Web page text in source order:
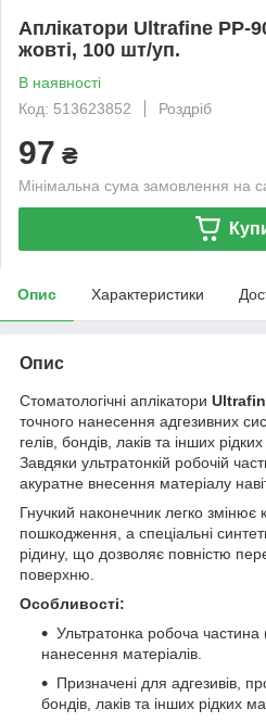
Аплікатори Ultrafine PP-
жовті, 100 шт/уп.
В наявності
Код: 513623852
Роздріб
97 ₴
Мінімальна сума замовлення на
Опис Характеристики
Опис
Стоматологічні аплікатори
точного нанесення адгезивних
гелів, бондів, лаків та інших
Завдяки ультратонкій робочій
акуратне внесення матеріалу
Гнучкий наконечник легко змінює
пошкодження, а спеціальні
рідину, що дозволяє повністю
поверхню.
Особливості:
Ультратонка робоча
нанесення матеріалів.
Призначені для адгезивів,
бондів, лаків та інших рідких